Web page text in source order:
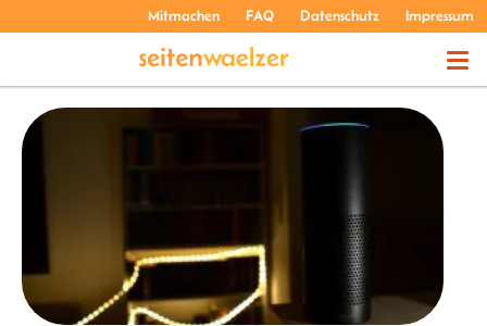
Mitmachen FAQ Datenschutz Impressum
ÜBER UNS